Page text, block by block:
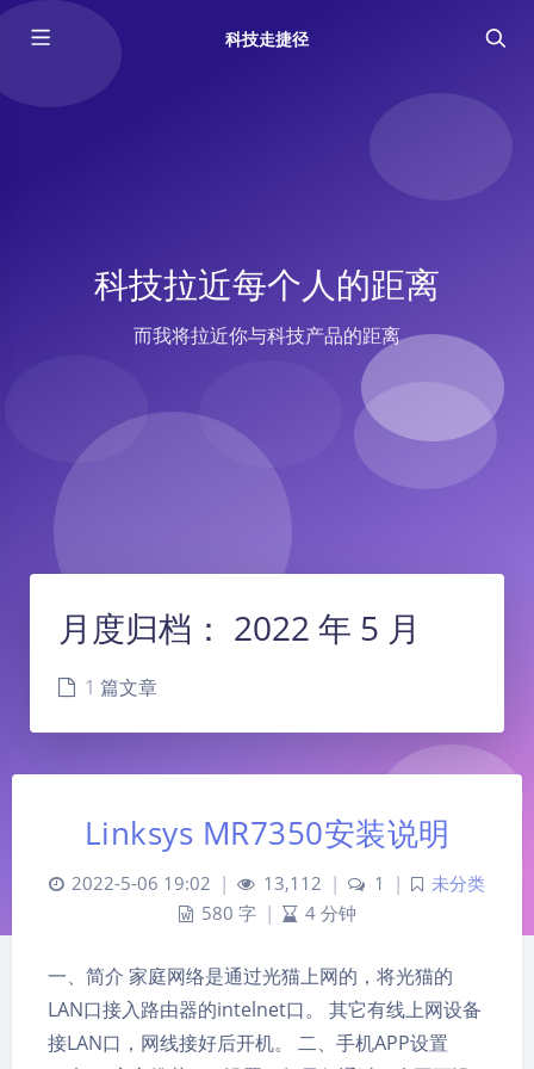
科技走捷径
科技拉近每个人的距离
而我将拉近你与科技产品的距离
夜间模式
月度归档： 2022 年 5 月
1 篇文章
Linksys MR7350安装说明
2022-5-06 19:02 13,112 1
未分类
580 字
4 分钟
一、简介 家庭网络是通过光猫上网的，将光猫的
LAN口接入路由器的intelnet口。 其它有线上网设备
接LAN口，网线接好后开机。 二、手机APP设置